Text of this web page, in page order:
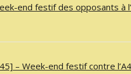
end festif des opposants à
– Week-end festif contre